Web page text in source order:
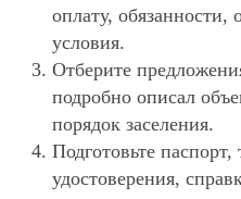
оплату,
условия.
Отберите
подробно описал
порядок заселения.
Подготовьте
удостоверения,